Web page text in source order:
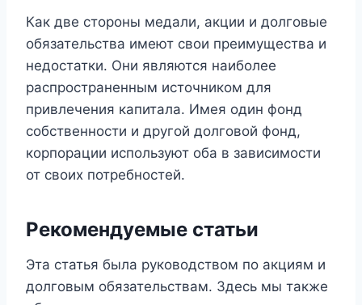
Как две стороны медали, акции и долговые
обязательства имеют свои преимущества и
недостатки. Они являются наиболее
распространенным источником для
привлечения капитала. Имея один фонд
собственности и другой долговой фонд,
корпорации используют оба в зависимости
от своих потребностей.
Рекомендуемые статьи
Эта статья была руководством по акциям и
долговым обязательствам. Здесь мы также